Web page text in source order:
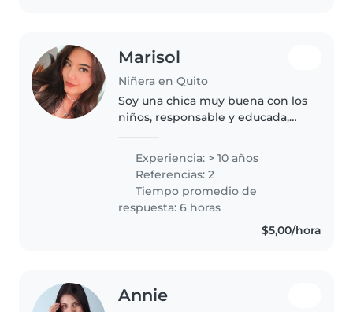
Marisol
Niñera en Quito
Soy una chica muy buena con los
niños, responsable y educada,
con niños pequeños tanto
familiares como niños a los que
cuidaba, me gusta la interacción..
Experiencia: > 10 años
Referencias: 2
Tiempo promedio de
respuesta: 6 horas
$5,00/hora
Annie